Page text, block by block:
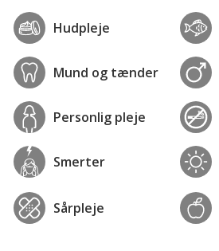
Hudpleje
Mund og tænder
Personlig pleje
Smerter
Sårpleje